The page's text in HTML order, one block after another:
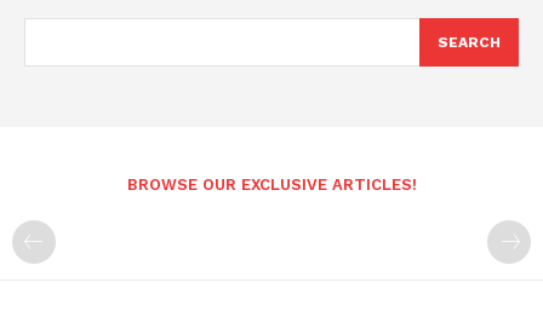
SEARCH
BROWSE OUR EXCLUSIVE ARTICLES!